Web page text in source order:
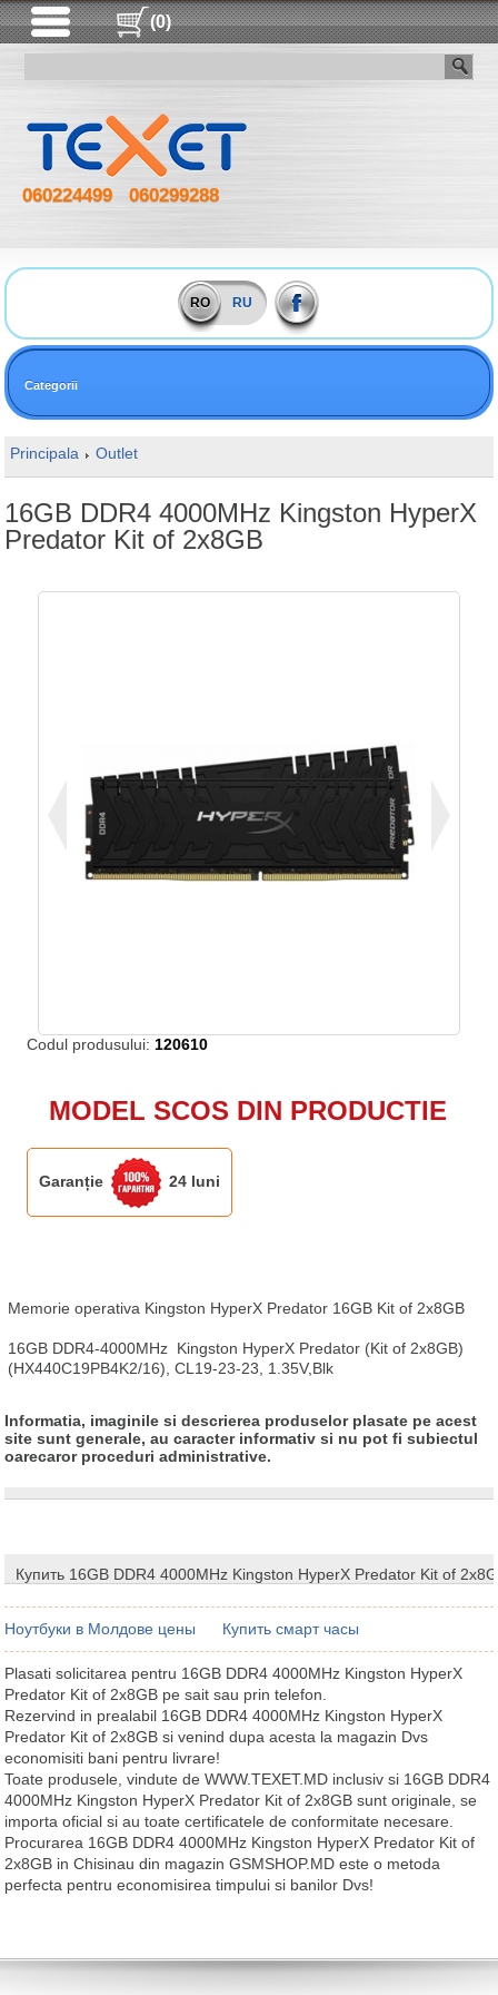
(0)
060224499 060299288
RO RU
Categorii
Principala Outlet
16GB DDR4 4000MHz Kingston HyperX
Predator Kit of 2x8GB
Codul produsului: 120610
MODEL SCOS DIN PRODUCTIE
Garanție 24 luni
Memorie operativa Kingston HyperX Predator 16GB Kit of 2x8GB
16GB DDR4-4000MHz  Kingston HyperX Predator (Kit of 2x8GB)
(HX440C19PB4K2/16), CL19-23-23, 1.35V,Blk
Informatia, imaginile si descrierea produselor plasate pe acest
site sunt generale, au caracter informativ si nu pot fi subiectul
oarecaror proceduri administrative.
Купить 16GB DDR4 4000MHz Kingston HyperX Predator Kit of
Ноутбуки в Молдове цены Купить смарт часы
Plasati solicitarea pentru 16GB DDR4 4000MHz Kingston HyperX
Predator Kit of 2x8GB pe sait sau prin telefon.
Rezervind in prealabil 16GB DDR4 4000MHz Kingston HyperX
Predator Kit of 2x8GB si venind dupa acesta la magazin Dvs
economisiti bani pentru livrare!
Toate produsele, vindute de WWW.TEXET.MD inclusiv si 16GB DDR4
4000MHz Kingston HyperX Predator Kit of 2x8GB sunt originale, se
importa oficial si au toate certificatele de conformitate necesare.
Procurarea 16GB DDR4 4000MHz Kingston HyperX Predator Kit of
2x8GB in Chisinau din magazin GSMSHOP.MD este o metoda
perfecta pentru economisirea timpului si banilor Dvs!